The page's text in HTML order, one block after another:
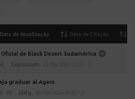
Data de Atualização Data de Criação
de Black Desert Sudamérica
Explosioom
graduar al Agent
38 Diefg 03/08/2026 (UTC-3)